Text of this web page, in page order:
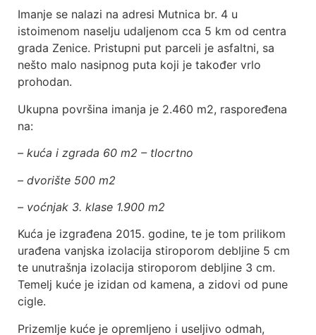
Imanje se nalazi na adresi Mutnica br. 4 u
istoimenom naselju udaljenom cca 5 km od centra
grada Zenice. Pristupni put parceli je asfaltni, sa
nešto malo nasipnog puta koji je također vrlo
prohodan.
Ukupna površina imanja je 2.460 m2, raspoređena
na:
– kuća i zgrada 60 m2 – tlocrtno
– dvorište 500 m2
– voćnjak 3. klase 1.900 m2
Kuća je izgrađena 2015. godine, te je tom prilikom
urađena vanjska izolacija stiroporom debljine 5 cm
te unutrašnja izolacija stiroporom debljine 3 cm.
Temelj kuće je izidan od kamena, a zidovi od pune
cigle.
Prizemlje kuće je opremljeno i useljivo odmah,